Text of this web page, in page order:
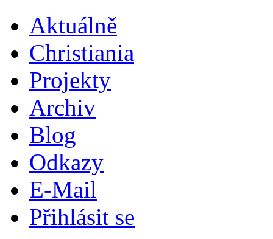
Aktuálně
Christiania
Projekty
Archiv
Blog
Odkazy
E-Mail
Přihlásit se